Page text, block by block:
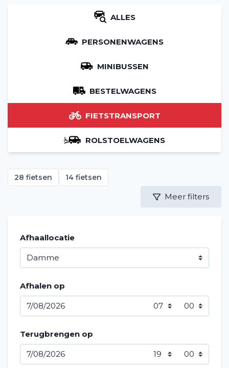
ALLES
PERSONENWAGENS
MINIBUSSEN
BESTELWAGENS
FIETSTRANSPORT
ROLSTOELWAGENS
28 fietsen 14 fietsen
Meer filters
Afhaallocatie
Afhalen op
Terugbrengen op